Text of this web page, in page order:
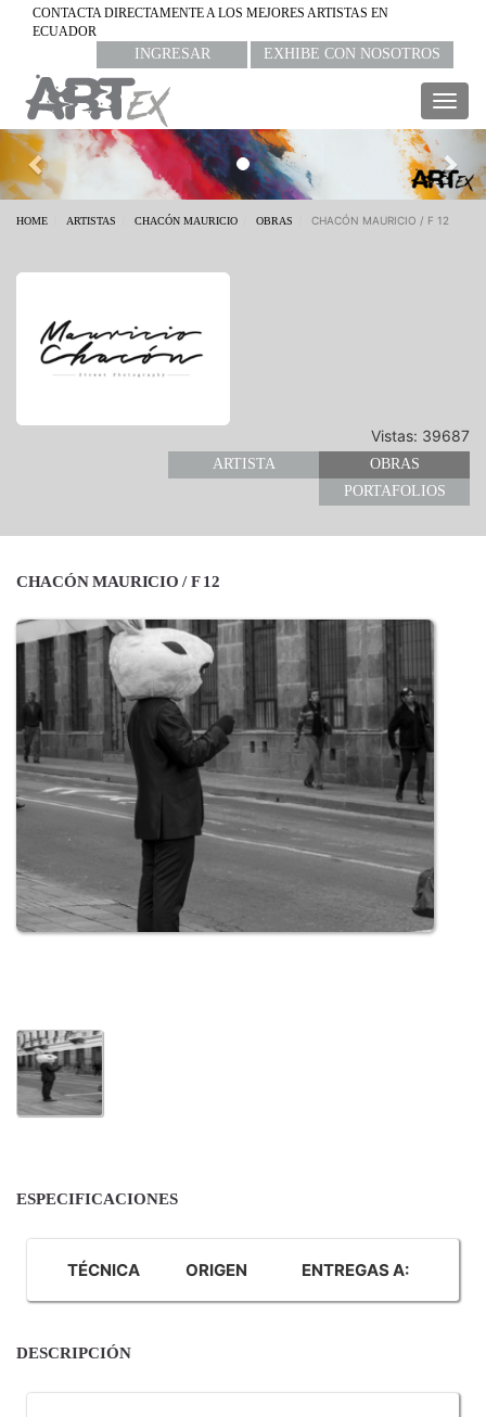
CONTACTA DIRECTAMENTE A LOS MEJORES ARTISTAS EN
ECUADOR
INGRESAR EXHIBE CON NOSOTROS
Previous
HOME ARTISTAS CHACÓN MAURICIO OBRAS CHACÓN MAURICIO / F 12
Vistas: 39687
ARTISTA
OBRAS
PORTAFOLIOS
CHACÓN MAURICIO / F 12
ESPECIFICACIONES
TÉCNICA ORIGEN ENTREGAS A:
DESCRIPCIÓN